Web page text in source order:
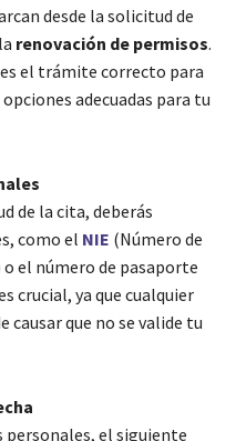
desde la solicitud de
renovación de permisos.
el trámite correcto para
adecuadas para tu
de la cita, deberás
como el NIE (Número de
el número de pasaporte
crucial, ya que cualquier
que no se valide tu
personales, el siguiente